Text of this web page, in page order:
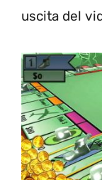
uscita del